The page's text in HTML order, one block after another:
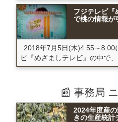
フジテレビ『
で桃の情報が
2018年7月5日(木)4:55～8:00
ビ『めざましテレビ』の中で、
📰 事務局
2024年度産
きの生産統計